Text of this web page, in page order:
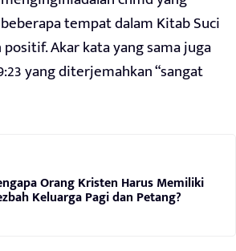
tempat dalam Kitab Suci
Akar kata yang sama juga
yang diterjemahkan “sangat
Orang Kristen Harus Memiliki
Keluarga Pagi dan Petang?